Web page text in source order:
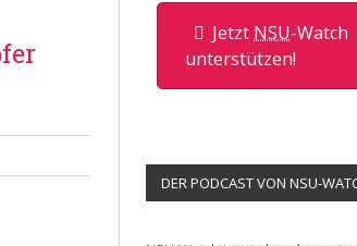
Jetzt NSU-Watch
unterstützen!
DER PODCAST VON NSU-